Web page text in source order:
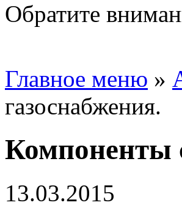
Обратите
Главное меню »
газоснабжения.
Компоненты
13.03.2015